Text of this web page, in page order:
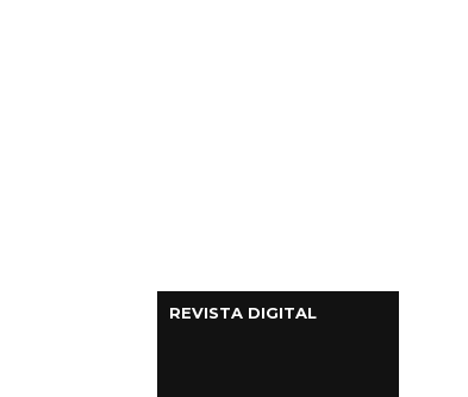
REVISTA DIGITAL